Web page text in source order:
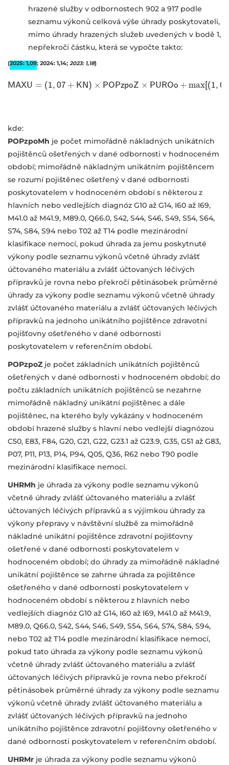
hrazené služby v odbornostech 902 a 917 podle
seznamu výkonů celková výše úhrady poskytovateli,
mimo úhrady hrazených služeb uvedených v bodě 1,
nepřekročí částku, která se vypočte takto:
(2025: 1,09; 2024: 1,14; 2023: 1,18)
MAXU = (1, 07 + K N ) × PO PzpoZ × PU ROo + max (1, 07
M AX U=(1, 07 +KN)×POPz poZ×PUROo+max ( 1,07
kde:
POPzpoMh je počet mimořádně nákladných unikátních
pojištěnců ošetřených v dané odbornosti v hodnoceném
období; mimořádně nákladným unikátním pojištěncem
se rozumí pojištěnec ošetřený v dané odbornosti
poskytovatelem v hodnoceném období s některou z
hlavních nebo vedlejších diagnóz G10 až G14, I60 až I69,
M41.0 až M41.9, M89.0, Q66.0, S42, S44, S46, S49, S54, S64,
S74, S84, S94 nebo T02 až T14 podle mezinárodní
klasifikace nemocí, pokud úhrada za jemu poskytnuté
výkony podle seznamu výkonů včetně úhrady zvlášť
účtovaného materiálu a zvlášť účtovaných léčivých
přípravků je rovna nebo překročí pětinásobek průměrné
úhrady za výkony podle seznamu výkonů včetně úhrady
zvlášť účtovaného materiálu a zvlášť účtovaných léčivých
přípravků na jednoho unikátního pojištěnce zdravotní
pojišťovny ošetřeného v dané odbornosti
poskytovatelem v referenčním období.
POPzpoZ je počet základních unikátních pojištěnců
ošetřených v dané odbornosti v hodnoceném období; do
počtu základních unikátních pojištěnců se nezahrne
mimořádně nákladný unikátní pojištěnec a dále
pojištěnec, na kterého byly vykázány v hodnoceném
období hrazené služby s hlavní nebo vedlejší diagnózou
C50, E83, F84, G20, G21, G22, G23.1 až G23.9, G35, G51 až G83,
P07, P11, P13, P14, P94, Q05, Q36, R62 nebo T90 podle
mezinárodní klasifikace nemocí.
UHRMh je úhrada za výkony podle seznamu výkonů
včetně úhrady zvlášť účtovaného materiálu a zvlášť
účtovaných léčivých přípravků a s výjimkou úhrady za
výkony přepravy v návštěvní službě za mimořádně
nákladné unikátní pojištěnce zdravotní pojišťovny
ošetřené v dané odbornosti poskytovatelem v
hodnoceném období; do úhrady za mimořádně nákladné
unikátní pojištěnce se zahrne úhrada za pojištěnce
ošetřeného v dané odbornosti poskytovatelem v
hodnoceném období s některou z hlavních nebo
vedlejších diagnóz G10 až G14, I60 až I69, M41.0 až M41.9,
M89.0, Q66.0, S42, S44, S46, S49, S54, S64, S74, S84, S94,
nebo T02 až T14 podle mezinárodní klasifikace nemocí,
pokud tato úhrada za výkony podle seznamu výkonů
včetně úhrady zvlášť účtovaného materiálu a zvlášť
účtovaných léčivých přípravků je rovna nebo překročí
pětinásobek průměrné úhrady za výkony podle seznamu
výkonů včetně úhrady zvlášť účtovaného materiálu a
zvlášť účtovaných léčivých přípravků na jednoho
unikátního pojištěnce zdravotní pojišťovny ošetřeného v
dané odbornosti poskytovatelem v referenčním období.
UHRMr je úhrada za výkony podle seznamu výkonů